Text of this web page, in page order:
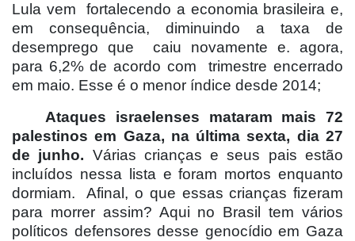
Lula vem
fortalecendo a economia brasileira e,
em consequência, diminuindo a taxa de
desemprego que
caiu novamente e. agora,
para 6,2% de acordo com
trimestre encerrado
em maio. Esse é o menor índice desde 2014;
Ataques israelenses mataram mais 72
palestinos em Gaza, na última sexta, dia 27
de junho. Várias crianças e seus pais estão
incluídos nessa lista e foram mortos enquanto
dormiam.
Afinal, o que essas crianças fizeram
para morrer assim? Aqui no Brasil tem vários
políticos defensores desse genocídio em Gaza